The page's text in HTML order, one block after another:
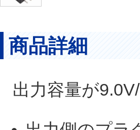
商品詳細
出力容量が